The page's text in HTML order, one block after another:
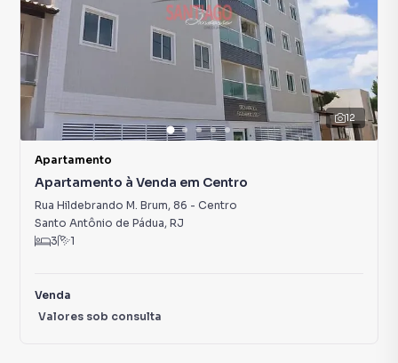
12
Apartamento
Apartamento à Venda em Centro
Rua Hildebrando M. Brum, 86 - Centro
Santo Antônio de Pádua, RJ
3
1
Venda
Valores sob consulta